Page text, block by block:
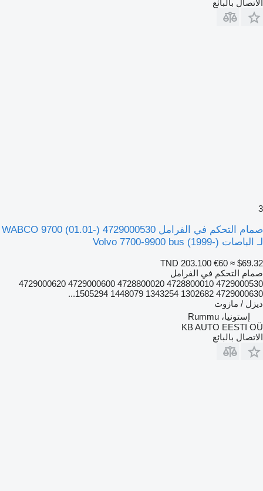
الاتصال بالبائع
3
صمام التحكم في الفرامل WABCO 9700 (01.01-) 4729000530
لـ الباصات Volvo 7700-9900 bus (1999-)
TND 203.100 €60 ≈ $69.32
صمام التحكم في الفرامل
4729000530 4728800010 4728800020 4729000600 4729000620
4729000630 1302682 1343254 1448079 1505294...
ديزل / مازوت
إستونيا، Rummu
KB AUTO EESTI OÜ
الاتصال بالبائع